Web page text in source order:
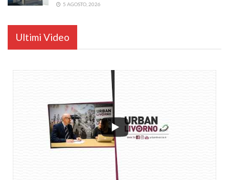
5 AGOSTO, 2026
Ultimi Video